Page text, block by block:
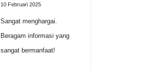
10 Februari 2025
Sangat menghargai.
Beragam informasi yang
sangat bermanfaat!